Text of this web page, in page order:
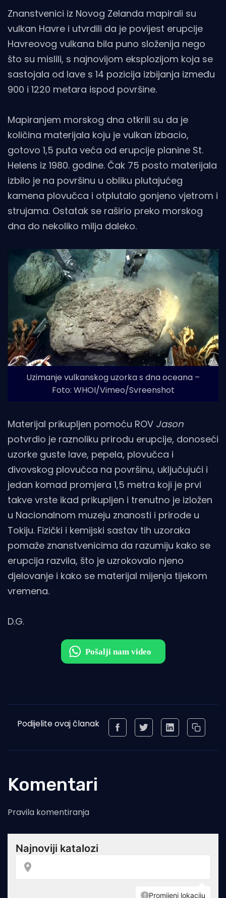
Znanstvenici iz Novog Zelanda mapirali su
vulkan Havre i utvrdili da je povijest erupcije
Havreovog vulkana bila puno složenija nego
što su mislili, s najnovijom eksplozijom koja se
sastojala od lave s 14 pozicija izbijanja između
900 i 1220 metara ispod površine.
Mapiranjem morskog dna otkrili su da je
količina materijala koju je vulkan izbacio,
gotovo 1,5 puta veća od erupcije planine St.
Helens iz 1980. godine. Čak 75 posto materijala
izbilo je na površinu u obliku plutajućeg
kamena plovučca i otplutalo gonjeno vjetrom i
strujama. Ostatak se raširio preko morskog
dna do nekoliko milja daleko.
Uzimanje vulkanskog uzorka s dna oceana –
Foto: WHOI/Vimeo/Svreenshot
Materijal prikupljen pomoću ROV Jason
potvrdio je raznoliku prirodu erupcije, donoseći
uzorke guste lave, pepela, plovučca i
divovskog plovučca na površinu, uključujući i
jedan komad promjera 1,5 metra koji je prvi
takve vrste ikad prikupljen i trenutno je izložen
u Nacionalnom muzeju znanosti i prirode u
Tokiju. Fizički i kemijski sastav tih uzoraka
pomaže znanstvenicima da razumiju kako se
erupcija razvila, što je uzrokovalo njeno
djelovanje i kako se materijal mijenja tijekom
vremena.
D.G.
Podijelite ovaj članak
Komentari
Pravila komentiranja